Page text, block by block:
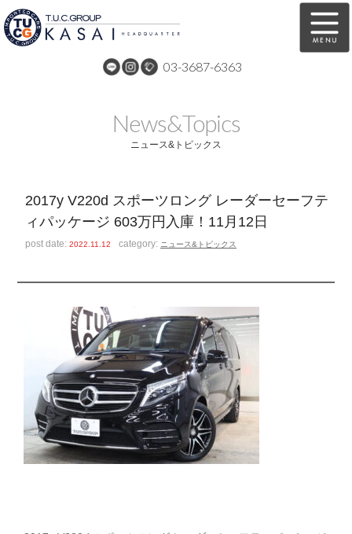
03-3687-6363
全国納車 特別作業
注文販売
スタッフ紹介 リクルート
お問い合わせ
スタッフblog
ホーム T.U.C.GROUP
News&Topics
ニュース&トピックス
2017y V220d スポーツロング レーダーセーフテ
ィパッケージ 603万円入庫！11月12日
post date:2022.11.12 category: ニュース&トピックス